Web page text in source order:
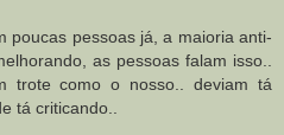
poucas pessoas já, a maioria anti-
as pessoas falam isso..
trote como o nosso.. deviam tá
tá criticando..